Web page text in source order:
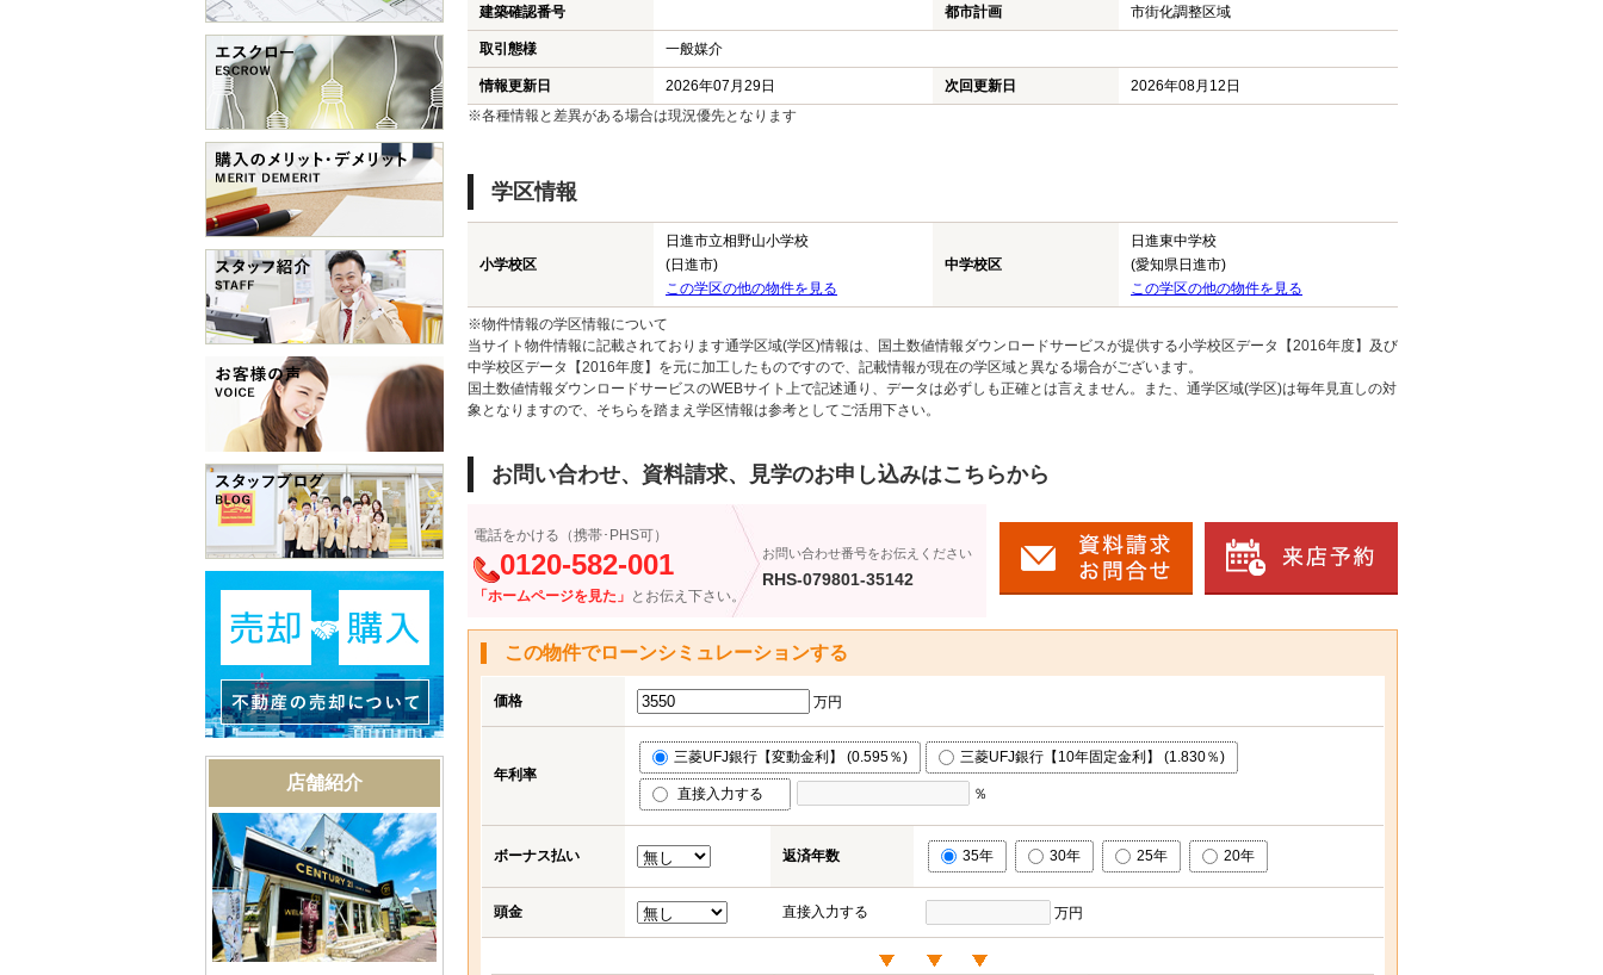
建築確認番号 都市計画 市街化調整区域
取引態様 一般媒介
情報更新日 2026年07月29日 次回更新日
2026年08月12日
※各種情報と差異がある場合は現況優先となります
学区情報
小学校区
日進市立相野山小学校
(日進市)
この学区の他の物件を見る
中学校区
日進東中学校
(愛知県日進市)
この学区の他の物件を見る
※物件情報の学区情報について
当サイト物件情報に記載されております通学区域(学区)情報は、国土数値情報ダウンロードサービスが提供する小学校区データ【2016年度】及び
中学校区データ【2016年度】を元に加工したものですので、記載情報が現在の学区域と異なる場合がございます。
国土数値情報ダウンロードサービスのWEBサイト上で記述通り、データは必ずしも正確とは言えません。また、通学区域(学区)は毎年見直しの対
象となりますので、そちらを踏まえ学区情報は参考としてご活用下さい。
お問い合わせ、資料請求、見学のお申し込みはこちらから
電話をかける（携帯･PHS可）
0120-582-001
「ホームページを見た」 とお伝え下さい。
お問い合わせ番号をお伝えください
RHS-079801-35142
この物件でローンシミュレーションする
価格 万円
年利率
三菱UFJ銀行【変動金利】 (0.595％) 三菱UFJ銀行【10年固定金利】 (1.830％)
直接入力する ％
ボーナス払い 返済年数 35年 30年 25年 20年
頭金 直接入力する 万円
店舗紹介